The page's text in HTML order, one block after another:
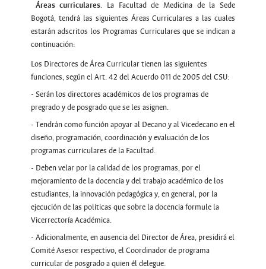
Áreas curriculares. La Facultad de Medicina de la Sede
Bogotá, tendrá las siguientes Áreas Curriculares a las cuales
estarán adscritos los Programas Curriculares que se indican a
continuación:
Los Directores de Área Curricular tienen las siguientes
funciones, según el Art. 42 del Acuerdo 011 de 2005 del CSU:
- Serán los directores académicos de los programas de
pregrado y de posgrado que se les asignen.
- Tendrán como función apoyar al Decano y al Vicedecano en el
diseño, programación, coordinación y evaluación de los
programas curriculares de la Facultad.
- Deben velar por la calidad de los programas, por el
mejoramiento de la docencia y del trabajo académico de los
estudiantes, la innovación pedagógica y, en general, por la
ejecución de las políticas que sobre la docencia formule la
Vicerrectoría Académica.
- Adicionalmente, en ausencia del Director de Área, presidirá el
Comité Asesor respectivo, el Coordinador de programa
curricular de posgrado a quien él delegue.